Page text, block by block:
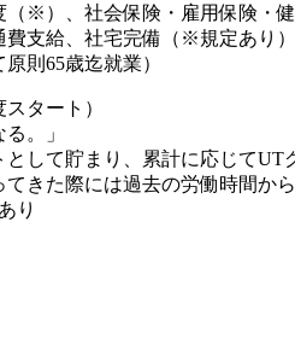
（※）、社会保険・雇用保険・
費支給、社宅完備（※規定あり
則65歳迄就業）
タート）
。」
として貯まり、累計に応じてUT
てきた際には過去の労働時間か
り